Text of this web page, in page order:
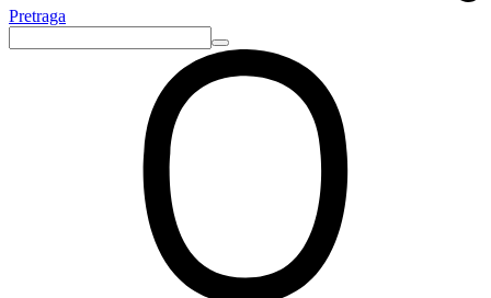
Pretraga